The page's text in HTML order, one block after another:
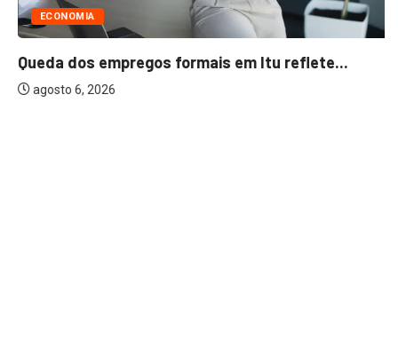
ECONOMIA
Queda dos empregos formais em Itu reflete...
agosto 6, 2026